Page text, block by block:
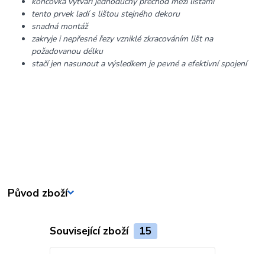
tento prvek ladí s lištou stejného dekoru
snadná montáž
zakryje i nepřesné řezy vzniklé zkracováním lišt na
požadovanou délku
stačí jen nasunout a výsledkem je pevné a efektivní spojení
Původ zboží
Související zboží 15